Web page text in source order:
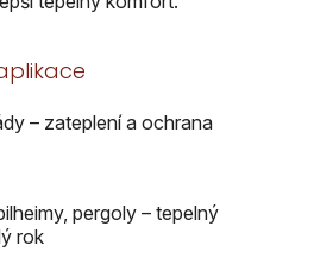
– zateplení a ochrana
pergoly – tepelný
rok